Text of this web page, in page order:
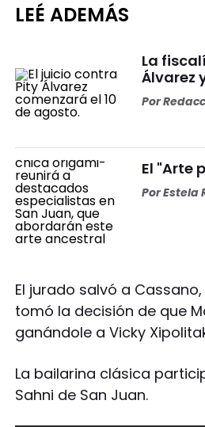
LEÉ ADEMÁS
La
Álvarez
Por
El "Arte
PorEstela
El jurado salvó a Cassano,
tomó la decisión de que
ganándole a Vicky
La bailarina clásica
Sahni de San Juan.